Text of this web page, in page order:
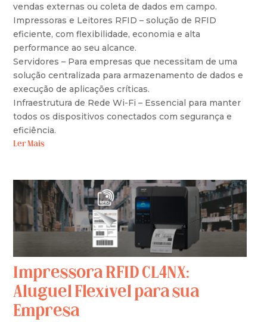
vendas externas ou coleta de dados em campo.
Impressoras e Leitores RFID – solução de RFID
eficiente, com flexibilidade, economia e alta
performance ao seu alcance.
Servidores – Para empresas que necessitam de uma
solução centralizada para armazenamento de dados e
execução de aplicações críticas.
Infraestrutura de Rede Wi-Fi – Essencial para manter
todos os dispositivos conectados com segurança e
eficiência.
Ler Mais
Impressora RFID CL4NX:
Aluguel Flexível para sua
Empresa